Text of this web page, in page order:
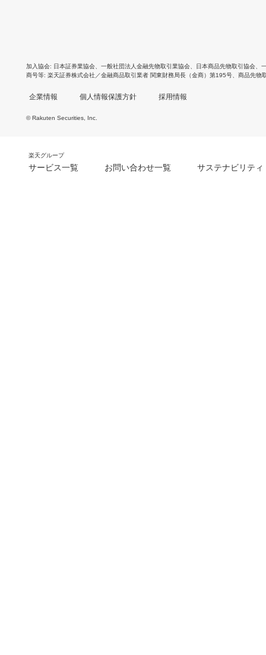
加入協会 日本証券業協会 一般社団法人金融先物取引業協会 日本商品先物取引協会
商号等 楽天証券株式会社／金融商品取引業者 関東財務局長（金商）第195号、商品先物
企業情報 個人情報保護方針 採用情報
© Rakuten Securities, Inc.
楽天グループ
サービス一覧 お問い合わせ一覧 サステナビリティ